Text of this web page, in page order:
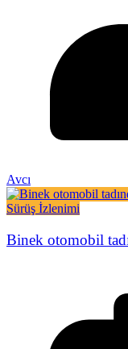
Avcı
Sürüş İzlenimi
Binek otomobil